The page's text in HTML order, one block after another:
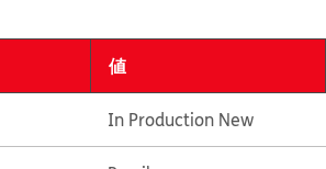
値
In Production New